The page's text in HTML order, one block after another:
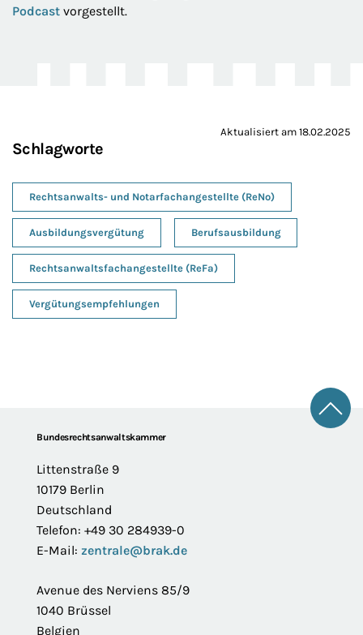
Podcast vorgestellt.
Aktualisiert am 18.02.2025
Schlagworte
Rechtsanwalts- und Notarfachangestellte (ReNo)
Ausbildungsvergütung Berufsausbildung
Rechtsanwaltsfachangestellte (ReFa)
Vergütungsempfehlungen
FooterBundesrechtsanwaltskammer
Littenstraße 9
10179 Berlin
Deutschland
Telefon: +49 30 284939-0
E-Mail: zentrale@brak.de
Avenue des Nerviens 85/9
1040 Brüssel
Belgien